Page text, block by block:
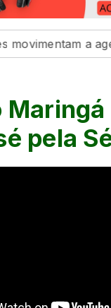
a agenda
Maringá
pela